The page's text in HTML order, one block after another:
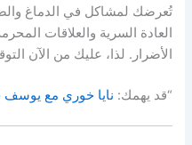
تُعرضك لمشاكل في الدماغ
العادة السرية والعلاقات
الأضرار. لذا، عليك من الآن
“قد يهمك: نايا خوري مع يوسف